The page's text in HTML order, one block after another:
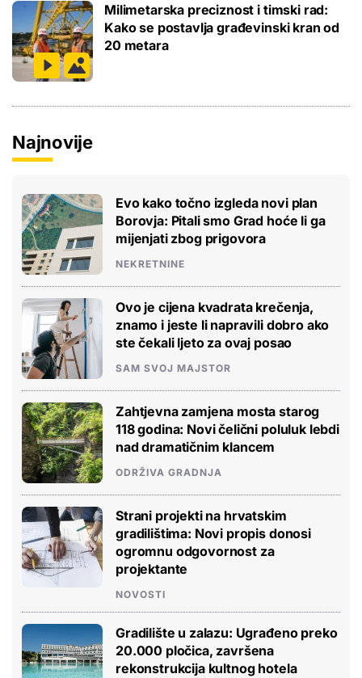
Milimetarska preciznost i timski rad:
Kako se postavlja građevinski kran od
20 metara
Najnovije
Evo kako točno izgleda novi plan
Borovja: Pitali smo Grad hoće li ga
mijenjati zbog prigovora
NEKRETNINE
Ovo je cijena kvadrata krečenja,
znamo i jeste li napravili dobro ako
ste čekali ljeto za ovaj posao
SAM SVOJ MAJSTOR
Zahtjevna zamjena mosta starog
118 godina: Novi čelični poluluk lebdi
nad dramatičnim klancem
ODRŽIVA GRADNJA
Strani projekti na hrvatskim
gradilištima: Novi propis donosi
ogromnu odgovornost za
projektante
NOVOSTI
Gradilište u zalazu: Ugrađeno preko
20.000 pločica, završena
rekonstrukcija kultnog hotela